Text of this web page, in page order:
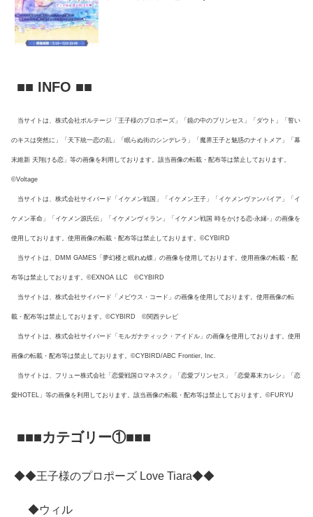
■■ INFO ■■
当サイトは、株式会社ボルテージ「王子様のプロポーズ」「鏡の中のプリンセス」「ダウト」「誓い
のキスは突然に」「天下統一恋の乱」「眠らぬ街のシンデレラ」「魔界王子と魅惑のナイトメア」「幕
末維新 天翔ける恋」等の画像を利用しております。該当画像の転載・配布等は禁止しております。
©Voltage
当サイトは、株式会社サイバード「イケメン戦国」「イケメン王子」「イケメンヴァンパイア」「イ
ケメン革命」「イケメン源氏伝」「イケメンヴィラン」「イケメン戦国 時をかける恋-永縁-」の画像を
使用しております。使用画像の転載・配布等は禁止しております。©CYBIRD
当サイトは、DMM GAMES「夢幻楼と眠れぬ蝶」の画像を使用しております。使用画像の転載・配
布等は禁止しております。©EXNOA LLC ©CYBIRD
当サイトは、株式会社サイバード「メビウス・コード」の画像を使用しております。使用画像の転
載・配布等は禁止しております。©CYBIRD ©関西テレビ
当サイトは、株式会社サイバード「モルガナティック・アイドル」の画像を使用しております。使用
画像の転載・配布等は禁止しております。©CYBIRD/ABC Frontier, Inc.
当サイトは、フリュー株式会社「恋愛戦国ロマネスク」「恋愛プリンセス」「恋愛幕末カレシ」「恋
愛HOTEL」等の画像を利用しております。該当画像の転載・配布等は禁止しております。©FURYU
■■■カテゴリー①■■■
◆◆王子様のプロポーズ Love Tiara◆◆
◆ウィル